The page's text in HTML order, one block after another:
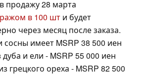
продажу 28 марта
в 100 шт и будет
через месяц после заказа.
имеет MSRP 38 500 иен
и ели - MSRP 55 000 иен
грецкого ореха - MSRP 82 500